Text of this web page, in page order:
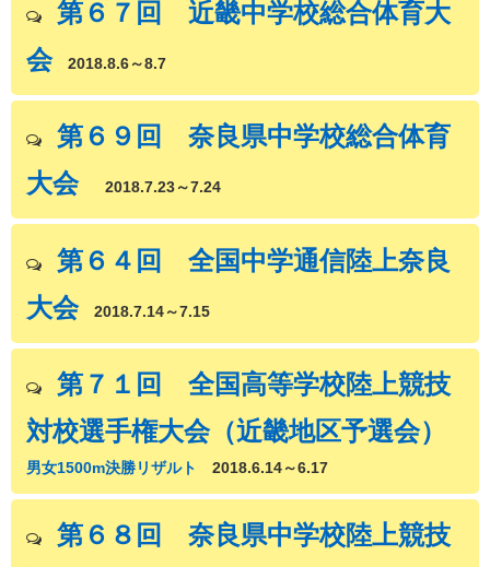
第６７回 近畿中学校総合体育大
会2018.8.6～8.7
第６９回 奈良県中学校総合体育
大会
2018.7.23～7.24
第６４回 全国中学通信陸上奈良
大会2018.7.14～7.15
第７１回 全国高等学校陸上競技
対校選手権大会（近畿地区予選会）
男女1500m決勝リザルト 2018.6.14～6.17
第６８回 奈良県中学校陸上競技